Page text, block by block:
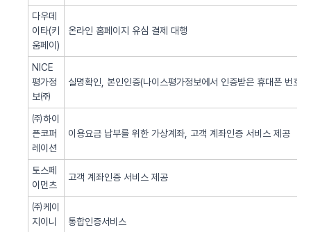
다우데
이타(키
움페이)
온라인 홈페이지 유심 결제 대행
NICE
평가정
보㈜
실명확인, 본인인증(나이스평가정보에서 인증받은 휴대폰 번호
㈜하이
픈코퍼
레이션
이용요금 납부를 위한 가상계좌, 고객 계좌인증 서비스 제공
토스페
이먼츠
고객 계좌인증 서비스 제공
㈜케이
지이니
통합인증서비스